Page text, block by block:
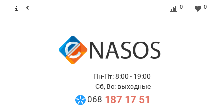
0 0
Пн-Пт: 8:00 - 19:00
Сб, Вс: выходные
068 187 17 51